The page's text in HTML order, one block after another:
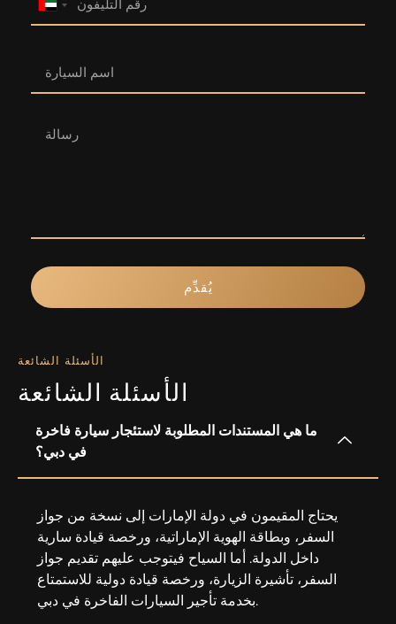
United
Arab
+971
يُقدِّم
الأسئلة الشائعة
الأسئلة الشائعة
ما هي المستندات المطلوبة لاستئجار سيارة فاخرة
في دبي؟
يحتاج المقيمون في دولة الإمارات إلى نسخة من جواز
السفر، وبطاقة الهوية الإماراتية، ورخصة قيادة سارية
داخل الدولة. أما السياح فيتوجب عليهم تقديم جواز
السفر، تأشيرة الزيارة، ورخصة قيادة دولية للاستمتاع
بخدمة تأجير السيارات الفاخرة في دبي.